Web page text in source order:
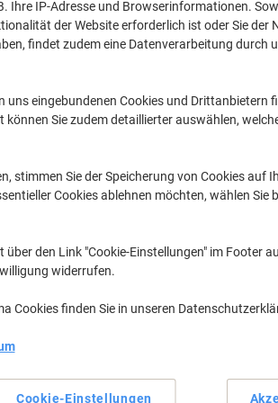
Copier HP Color
anzuzeigen, bitteanmelden
210 LX
Ihre IP-Adresse und Browserinformationen.
der Website erforderlich ist oder Sie der
findet zudem eine Datenverarbeitung durch
uns eingebundenen Cookies und Drittanbietern
können Sie zudem detaillierter auswählen,
stimmen Sie der Speicherung von Cookies auf
Cookies ablehnen möchten, wählen Sie
über den Link "Cookie-Einstellungen" im Footer
widerrufen.
Cookies finden Sie in unseren
Cookie-Einstellungen